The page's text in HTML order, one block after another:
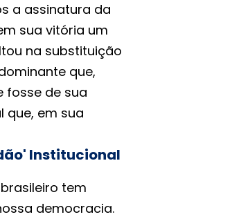
a assinatura da
sua vitória um
na substituição
que,
fosse de sua
que, em sua
Institucional
tem
democracia.